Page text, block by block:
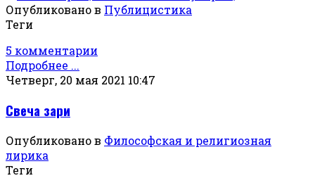
Опубликовано в Публицистика
Теги
5 комментарии
Подробнее ...
Четверг, 20 мая 2021 10:47
Свеча зари
Опубликовано в Философская и религиозная
лирика
Теги